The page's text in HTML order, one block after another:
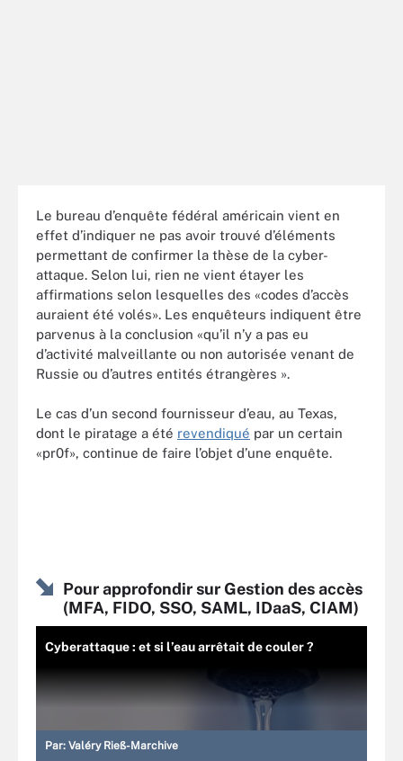
Le bureau d’enquête fédéral américain vient en
effet d’indiquer ne pas avoir trouvé d’éléments
permettant de confirmer la thèse de la cyber-
attaque. Selon lui, rien ne vient étayer les
affirmations selon lesquelles des «codes d’accès
auraient été volés». Les enquêteurs indiquent être
parvenus à la conclusion «qu’il n’y a pas eu
d’activité malveillante ou non autorisée venant de
Russie ou d’autres entités étrangères ».
Le cas d’un second fournisseur d’eau, au Texas,
dont le piratage a été revendiqué par un certain
«pr0f», continue de faire l’objet d’une enquête.
Pour approfondir sur Gestion des accès
(MFA, FIDO, SSO, SAML, IDaaS, CIAM)
Cyberattaque : et si l’eau arrêtait de couler ?
Par: Valéry Rieß-Marchive